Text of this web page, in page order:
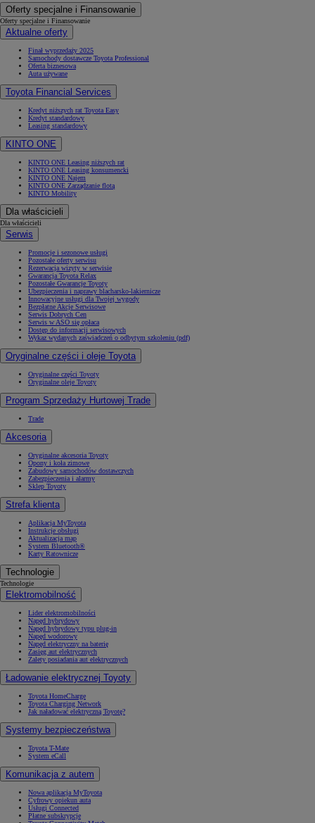
Oferty specjalne i Finansowanie
Oferty specjalne i Finansowanie
Aktualne oferty
Finał wyprzedaży 2025
Samochody dostawcze Toyota Professional
Oferta biznesowa
Auta używane
Toyota Financial Services
Kredyt niższych rat Toyota Easy
Kredyt standardowy
Leasing standardowy
KINTO ONE
KINTO ONE Leasing niższych rat
KINTO ONE Leasing konsumencki
KINTO ONE Najem
KINTO ONE Zarządzanie flotą
KINTO Mobility
Dla właścicieli
Dla właścicieli
Serwis
Promocje i sezonowe usługi
Pozostałe oferty serwisu
Rezerwacja wizyty w serwisie
Gwarancja Toyota Relax
Pozostałe Gwarancje Toyoty
Ubezpieczenia i naprawy blacharsko-lakiernicze
Innowacyjne usługi dla Twojej wygody
Bezpłatne Akcje Serwisowe
Serwis Dobrych Cen
Serwis w ASO się opłaca
Dostęp do informacji serwisowych
Wykaz wydanych zaświadczeń o odbytym szkoleniu (pdf)
Oryginalne części i oleje Toyota
Oryginalne części Toyoty
Oryginalne oleje Toyoty
Program Sprzedaży Hurtowej Trade
Trade
Akcesoria
Oryginalne akcesoria Toyoty
Opony i koła zimowe
Zabudowy samochodów dostawczych
Zabezpieczenia i alarmy
Sklep Toyoty
Strefa klienta
Aplikacja MyToyota
Instrukcje obsługi
Aktualizacja map
System Bluetooth®
Karty Ratownicze
Technologie
Technologie
Elektromobilność
Lider elektromobilności
Napęd hybrydowy
Napęd hybrydowy typu plug-in
Napęd wodorowy
Napęd elektryczny na baterię
Zasięg aut elektrycznych
Zalety posiadania aut elektrycznych
Ładowanie elektrycznej Toyoty
Toyota HomeCharge
Toyota Charging Network
Jak naładować elektryczną Toyotę?
Systemy bezpieczeństwa
Toyota T-Mate
System eCall
Komunikacja z autem
Nowa aplikacja MyToyota
Cyfrowy opiekun auta
Usługi Connected
Płatne subskrypcje